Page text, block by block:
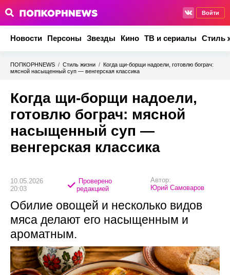
Войти
Новости Персоны Звезды Кино ТВ и сериалы Стиль
ПОПКОРНNEWS / Стиль жизни / Когда щи-борщи надоели, готовлю бограч:
мясной насыщенный суп — венгерская классика
Когда щи-борщи надоели,
готовлю бограч: мясной
насыщенный суп —
венгерская классика
10.05.2026
20:03
Проверено
редакцией
Автор:
Юрий Самоваров
Обилие овощей и несколько видов
мяса делают его насыщенным и
ароматным.